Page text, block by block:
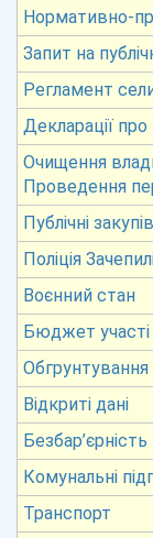
Нормативно-
Запит на
Регламент
Декларації
Очищення
Проведення
Публічні
Поліція
Воєнний стан
Бюджет участі
Обгрунтування
Відкриті дані
Безбар’єрність
Комунальні
Транспорт